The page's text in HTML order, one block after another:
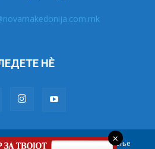
НÈ
Претплата Правила на користење
×